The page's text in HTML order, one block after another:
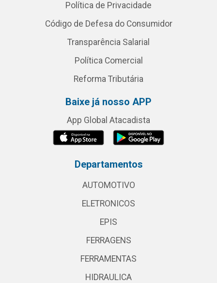
Política de Privacidade
Código de Defesa do Consumidor
Transparência Salarial
Política Comercial
Reforma Tributária
Baixe já nosso APP
App Global Atacadista
Departamentos
AUTOMOTIVO
ELETRONICOS
EPIS
FERRAGENS
FERRAMENTAS
HIDRAULICA